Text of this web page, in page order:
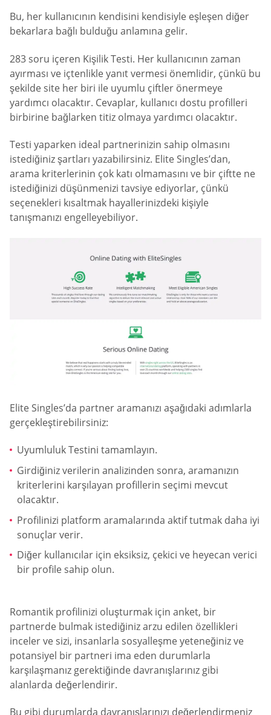
Bu, her kullanıcının kendisini kendisiyle eşleşen diğer
bekarlara bağlı bulduğu anlamına gelir.
283 soru içeren Kişilik Testi. Her kullanıcının zaman
ayırması ve içtenlikle yanıt vermesi önemlidir, çünkü bu
şekilde site her biri ile uyumlu çiftler önermeye
yardımcı olacaktır. Cevaplar, kullanıcı dostu profilleri
birbirine bağlarken titiz olmaya yardımcı olacaktır.
Testi yaparken ideal partnerinizin sahip olmasını
istediğiniz şartları yazabilirsiniz. Elite Singles’dan,
arama kriterlerinin çok katı olmamasını ve bir çiftte ne
istediğinizi düşünmenizi tavsiye ediyorlar, çünkü
seçenekleri kısaltmak hayallerinizdeki kişiyle
tanışmanızı engelleyebiliyor.
Elite Singles’da partner aramanızı aşağıdaki adımlarla
gerçekleştirebilirsiniz:
Uyumluluk Testini tamamlayın.
Girdiğiniz verilerin analizinden sonra, aramanızın
kriterlerini karşılayan profillerin seçimi mevcut
olacaktır.
Profilinizi platform aramalarında aktif tutmak daha iyi
sonuçlar verir.
Diğer kullanıcılar için eksiksiz, çekici ve heyecan verici
bir profile sahip olun.
Romantik profilinizi oluşturmak için anket, bir
partnerde bulmak istediğiniz arzu edilen özellikleri
inceler ve sizi, insanlarla sosyalleşme yeteneğiniz ve
potansiyel bir partneri ima eden durumlarla
karşılaşmanız gerektiğinde davranışlarınız gibi
alanlarda değerlendirir.
Bu gibi durumlarda davranışlarınızı değerlendirmeniz